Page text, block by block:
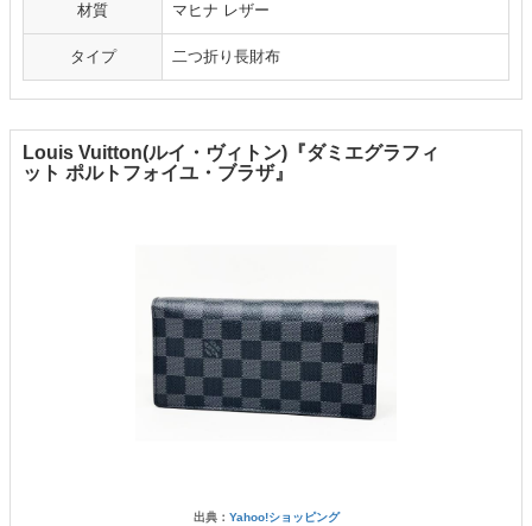
材質 マヒナ レザー
タイプ 二つ折り長財布
Louis Vuitton(ルイ・ヴィトン)『ダミエグラフィ
ット ポルトフォイユ・ブラザ』
出典： Yahoo!ショッピング